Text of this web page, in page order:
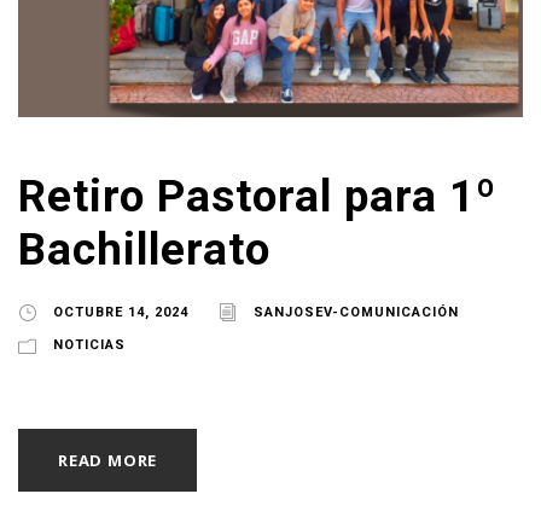
Retiro Pastoral para 1º
Bachillerato
OCTUBRE 14, 2024 SANJOSEV-COMUNICACIÓN
NOTICIAS
READ MORE